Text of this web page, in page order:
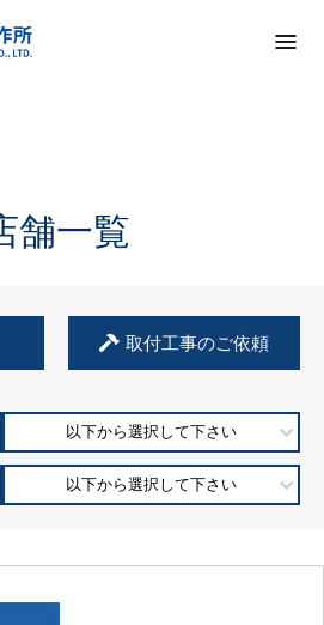
舗一覧
取付工事のご依頼
以下から選択して下さい
以下から選択して下さい